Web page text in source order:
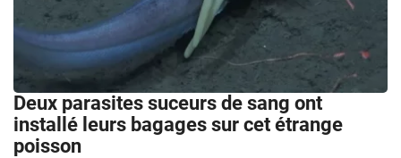
Deux parasites suceurs de sang ont
installé leurs bagages sur cet étrange
poisson